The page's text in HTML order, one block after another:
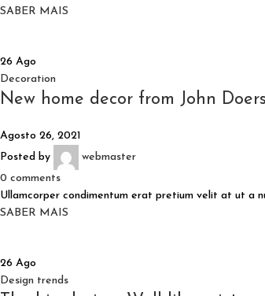
SABER MAIS
26 Ago
Decoration
New home decor from John
Agosto 26, 2021
Posted by
webmaster
0 comments
Ullamcorper condimentum erat pretium velit at ut a
SABER MAIS
26 Ago
Design trends